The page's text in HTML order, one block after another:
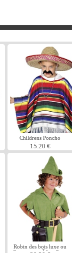
Childrens Poncho
multicolore
15.20 €
Robin des bois luxe ou